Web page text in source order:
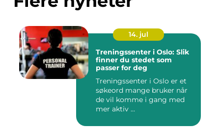
14. jul
Treningssenter i Oslo: Slik
finner du stedet som
passer for deg
Treningssenter i Oslo er et
søkeord mange bruker når
de vil komme i gang med
mer aktiv ...